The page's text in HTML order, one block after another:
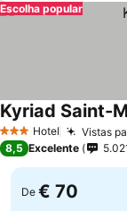
Escolha popular
3 EstrelasHotel Vistas
Kyriad Saint-
8,5 Excelente
De € 70